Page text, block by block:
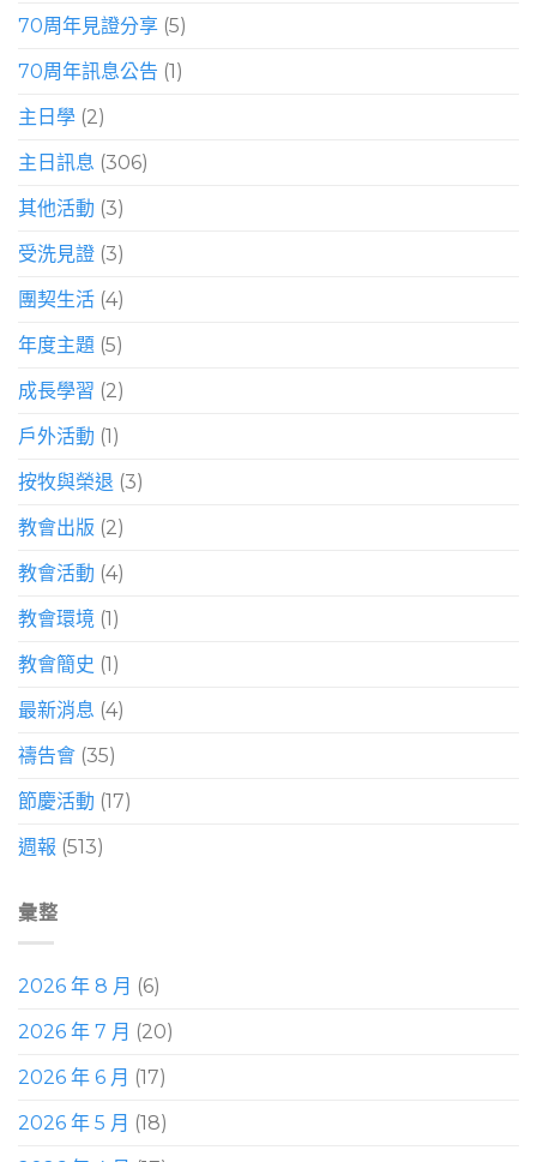
70周年見證分享 (5)
70周年訊息公告 (1)
主日學 (2)
主日訊息 (306)
其他活動 (3)
受洗見證 (3)
團契生活 (4)
年度主題 (5)
成長學習 (2)
戶外活動 (1)
按牧與榮退 (3)
教會出版 (2)
教會活動 (4)
教會環境 (1)
教會簡史 (1)
最新消息 (4)
禱告會 (35)
節慶活動 (17)
週報 (513)
彙整
2026 年 8 月 (6)
2026 年 7 月 (20)
2026 年 6 月 (17)
2026 年 5 月 (18)